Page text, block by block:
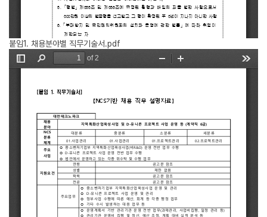
붙임1. 채용분야별 직무기술서.pdf